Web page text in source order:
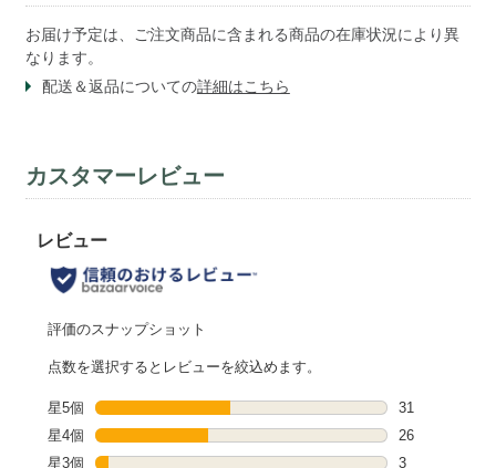
お届け予定は、ご注文商品に含まれる商品の在庫状況により異
なります。
配送＆返品についての詳細はこちら
カスタマーレビュー